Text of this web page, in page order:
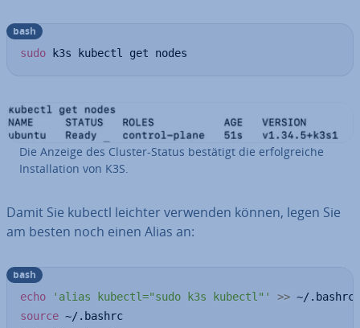
sudo k3s kubectl get nodes
bash
Die Anzeige des Cluster-Status bestätigt die er­folg­rei­che
In­stal­la­ti­on von K3S.
Damit Sie kubectl leichter verwenden können, legen Sie
am besten noch einen Alias an:
echo 'alias kubectl="sudo k3s kubectl"' >>
source ~/.bashrc
bash